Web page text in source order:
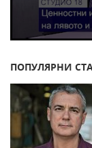
ПОПУЛЯРНИ